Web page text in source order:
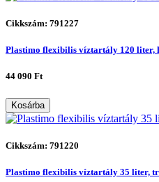
Cikkszám: 791227
Plastimo flexibilis víztartály 120 liter,
44 090 Ft
Kosárba
Cikkszám: 791220
Plastimo flexibilis víztartály 35 liter,